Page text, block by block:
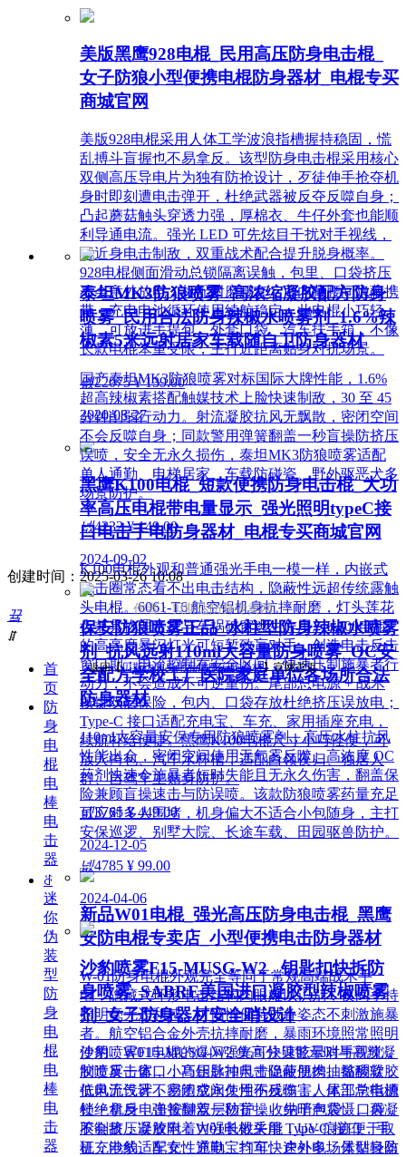
美版黑鹰928电棍_民用高压防身电击棍_
女子防狼小型便携电棍防身器材_电棍专买
商城官网
美版928电棍采用人体工学波浪指槽握持稳固，慌
乱搏斗盲握也不易拿反。该型防身电击棍采用核心
双侧高压导电片为独有防抢设计，歹徒伸手抢夺机
身时即刻遭电击弹开，杜绝武器被反夺反噬自身；
凸起蘑菇触头穿透力强，厚棉衣、牛仔外套也能顺
利导通电流。强光 LED 可先炫目干扰对手视线，
再近身电击制敌，双重战术配合提升脱身概率。
928电棍侧面滑动总锁隔离误触，包里、口袋挤压
不会意外放电；标配耐磨腰套，可内藏腰间隐蔽携
带，充电电池循环使用续航稳定。此电棍小巧轻
薄，可放进手提包、外套口袋、汽车扶手箱，不像
长款电棍笨重受限，主打近距离贴身对抗场景。
넶22075 ¥ 139.00
2020-08-27
黑鹰K100电棍_短款便携防身电击棍_大功
率高压电棍带电量显示_强光照明typeC接
口电击手电防身器材_电棍专买商城官网
K100电棍外观和普通强光手电一模一样，内嵌式
电击圈常态看不出电击结构，隐蔽性远超传统露触
头电棍。6061-T6 航空铝机身抗摔耐磨，灯头莲花
齿兼具物理击打与车祸破窗逃生作用。K100电棍
的高亮度暴闪灯光可短暂致盲对手，创造电击反击
窗口期；电流控制在安全区间，快速压制施暴者行
动力，不会造成不可逆重伤。尾部总电源 + 战术
按键双层保险，包内、口袋存放杜绝挤压误放电；
Type-C 接口适配充电宝、车充、家用插座充电，
续航补给便捷。黑鹰K100电棍尺寸小巧轻便，可
放入挎包、汽车水杯槽，适配白领夜归、独居人
群、自驾车主贴身防护。
넶3765 ¥ 449.00
2024-12-05
新品W01电棍_强光高压防身电击棍_黑鹰
安防电棍专卖店_小型便携电击防身器材
W-01防身电棍外观完全等同于常规高端战术手
电，隐藏式环形电击结构肉眼难以识别，夜间手持
照明毫无违和感，可悄悄保持戒备姿态不刺激施暴
者。航空铝合金外壳抗摔耐磨，暴雨环境照常照明
使用。W01电棍的爆闪强光可快速眩晕对手视觉，
制造反击窗口；高压脉冲电击促使肌肉抽搐酸软，
低电流设计不易造成永久性伤残伤害。尾部总电源
锁 + 机身电击按键双层防护，收纳于包袋、口袋
不会挤压误放电；W01电棍采用 Type-C 接口，手
机充电线、车充、充电宝均可快速补电。体型轻盈
泰坦MK3防狼喷雾_高浓缩凝胶配方防身
喷雾_民用合法防身辣椒水喷雾剂_1.6%辣
椒素5米远射居家车载随自卫防身器材
国产泰坦MK3防狼喷雾对标国际大牌性能，1.6%
超高辣椒素搭配触媒技术上脸快速制敌，30 至 45
分钟削弱行动力。射流凝胶抗风无飘散，密闭空间
不会反噬自身；同款警用弹簧翻盖一秒盲操防挤压
误喷，安全无永久损伤，泰坦MK3防狼喷雾适配
单人通勤、电梯居家、车载防碰瓷、野外驱恶犬多
场景防护。
넶4232 ¥ 149.00
2024-09-02
保安防狼喷雾正品_水柱型防身辣椒水喷雾
剂_抗风远射110ml大容量防身喷雾_OC安
全配方学校工厂医院家庭单位各场所合法
防身器材
110ml大容量安保专用防狼喷雾剂，高压水柱抗风
性能出众，密闭空间使用无气雾反噬。高浓度 OC
药剂快速令施暴者短时失能且无永久伤害，翻盖保
险兼顾盲操速击与防误喷。该款防狼喷雾药量充足
可应对多人围堵，机身偏大不适合小包随身，主打
安保巡逻、别墅大院、长途车载、田园驱兽防护。
넶4785 ¥ 99.00
2024-04-06
沙豹喷雾F15-MUSG-W2 _钥匙扣快拆防
身喷雾_SABRE美国进口凝胶型辣椒喷雾
剂_女子防身器材安全哨设计
沙豹喷雾F15-MUSG-W2 集高分贝警示哨与高辣凝
胶喷雾一体，小巧钥匙扣尺寸隐蔽便携。黏稠凝胶
抗风无气雾，密闭空间使用不反噬；人体工学指槽
杜绝拿反，弹簧翻盖一秒盲操。先哨声震慑、再凝
胶制敌，凝胶附着力强长效失能，UV 痕迹便于取
证，沙豹适配女性通勤、打车、户外多场景贴身防
创建时间： 2025-03-26 10:08
作者：贝斯达防身专卖网
끀
ꁲ
首
页
防
身
电
棍
电
棒
电
击
器
ꁕ
迷
你
伪
装
型
防
身
电
棍
电
棒
电
击
器
返回【贝斯达防身用品黑鹰安防器材】官网首页